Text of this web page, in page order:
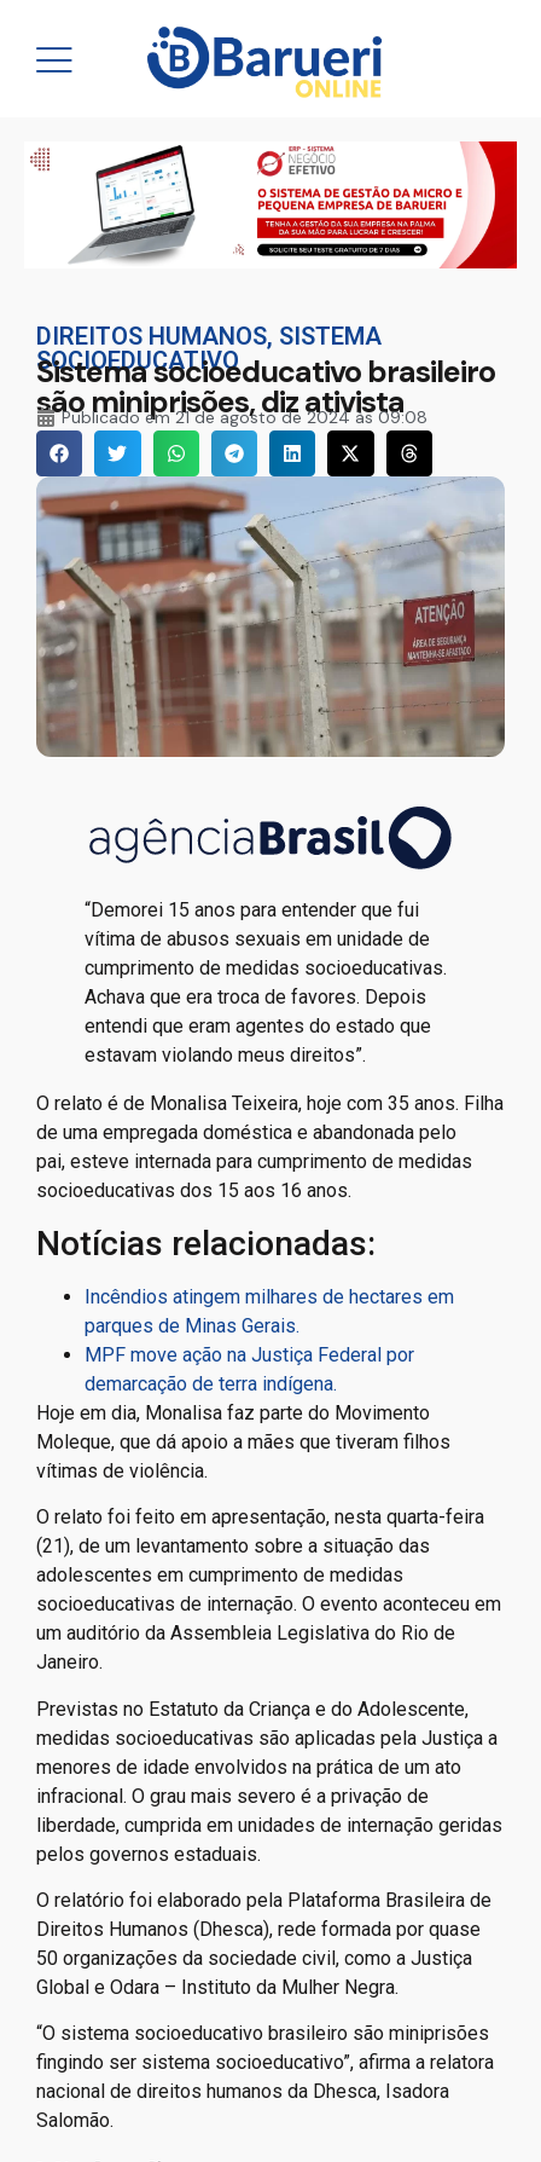
DIREITOS HUMANOS, SISTEMA
SOCIOEDUCATIVO
Sistema socioeducativo brasileiro
são miniprisões, diz ativista
Publicado em21 de agosto de 2024 às 09:08
“Demorei 15 anos para entender que fui
vítima de abusos sexuais em unidade de
cumprimento de medidas socioeducativas.
Achava que era troca de favores. Depois
entendi que eram agentes do estado que
estavam violando meus direitos”.
O relato é de Monalisa Teixeira, hoje com 35 anos. Filha
de uma empregada doméstica e abandonada pelo
pai, esteve internada para cumprimento de medidas
socioeducativas dos 15 aos 16 anos.
Notícias relacionadas:
Incêndios atingem milhares de hectares em
parques de Minas Gerais.
MPF move ação na Justiça Federal por
demarcação de terra indígena.
Hoje em dia, Monalisa faz parte do Movimento
Moleque, que dá apoio a mães que tiveram filhos
vítimas de violência.
O relato foi feito em apresentação, nesta quarta-feira
(21), de um levantamento sobre a situação das
adolescentes em cumprimento de medidas
socioeducativas de internação. O evento aconteceu em
um auditório da Assembleia Legislativa do Rio de
Janeiro.
Previstas no Estatuto da Criança e do Adolescente,
medidas socioeducativas são aplicadas pela Justiça a
menores de idade envolvidos na prática de um ato
infracional. O grau mais severo é a privação de
liberdade, cumprida em unidades de internação geridas
pelos governos estaduais.
O relatório foi elaborado pela Plataforma Brasileira de
Direitos Humanos (Dhesca), rede formada por quase
50 organizações da sociedade civil, como a Justiça
Global e Odara – Instituto da Mulher Negra.
“O sistema socioeducativo brasileiro são miniprisões
fingindo ser sistema socioeducativo”, afirma a relatora
nacional de direitos humanos da Dhesca, Isadora
Salomão.